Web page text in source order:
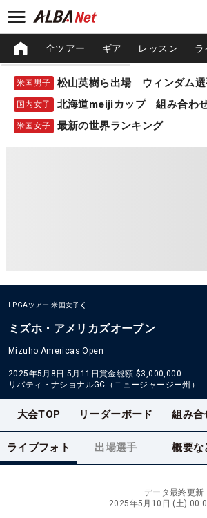
全ツアー ギア レッスン ラ
米国男子 松山英樹ら出場 ウィンダム選
国内女子 北海道meijiカップ 組み合わ
米国女子 最新の世界ランキング
LPGAツアー 米国女子
ミズホ・アメリカズオープン
Mizuho Americas Open
2025年5月8日-5月11日賞金総額 $3,000,000
リバティ・ナショナルGC（ニュージャージー州）
大会TOP リーダーボード 組み合
ライブフォト 出場選手 概要な
データ最終更新
2025年5月10日 (土)